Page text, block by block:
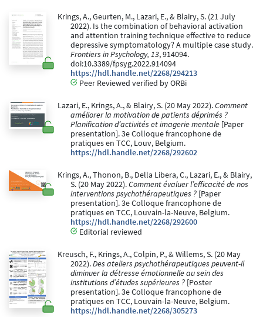
Krings, A., Geurten, M., Lazari, E., & Blairy, S. (21 July
2022). Is the combination of behavioral activation
and attention training technique effective to reduce
depressive symptomatology? A multiple case study.
Frontiers in Psychology, 13, 914094.
doi:10.3389/fpsyg.2022.914094
https://hdl.handle.net/2268/294213
Peer Reviewed verified by ORBi
Lazari, E., Krings, A., & Blairy, S. (20 May 2022).Comment
améliorer la motivation de patients déprimés ?
Planification d’activités et imagerie mentale [Paper
presentation]. 3e Colloque francophone de
pratiques en TCC, Louv, Belgium.
https://hdl.handle.net/2268/292602
Krings, A., Thonon, B., Della Libera, C., Lazari, E., & Blairy,
S. (20 May 2022).Comment évaluer l’efficacité de nos
interventions psychothérapeutiques ? [Paper
presentation]. 3e Colloque francophone de
pratiques en TCC, Louvain-la-Neuve, Belgium.
https://hdl.handle.net/2268/292600
Editorial reviewed
Kreusch, F., Krings, A., Colpin, P., & Willems, S. (20 May
2022).Des ateliers psychothérapeutiques peuvent-il
diminuer la détresse émotionnelle au sein des
institutions d’études supérieures ? [Poster
presentation]. 3e Colloque francophone de
pratiques en TCC, Louvain-la-Neuve, Belgium.
https://hdl.handle.net/2268/305273